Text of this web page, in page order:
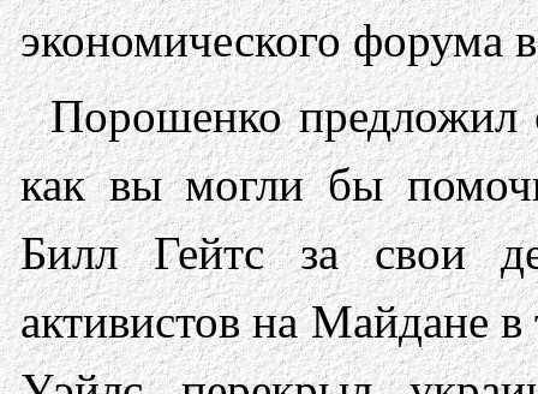
экономического форума
Порошенко предложил
как вы могли бы
Билл Гейтс за свои
активистов на Майдане